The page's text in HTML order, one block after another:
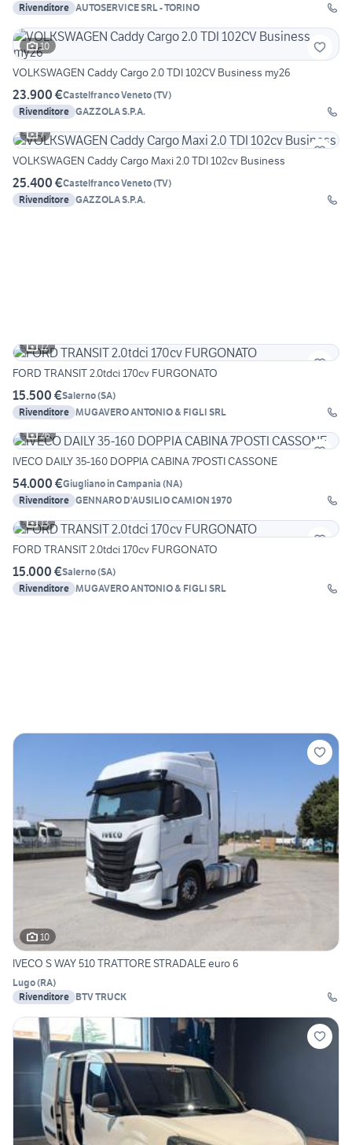
Rivenditore AUTOSERVICE SRL - TORINO
10
VOLKSWAGEN Caddy Cargo 2.0 TDI 102CV Business my26
23.900 €Castelfranco Veneto(TV)
Rivenditore GAZZOLA S.P.A.
7
VOLKSWAGEN Caddy Cargo Maxi 2.0 TDI 102cv Business
25.400 €Castelfranco Veneto(TV)
Rivenditore GAZZOLA S.P.A.
12
FORD TRANSIT 2.0tdci 170cv FURGONATO
15.500 €Salerno(SA)
Rivenditore MUGAVERO ANTONIO & FIGLI SRL
26
IVECO DAILY 35-160 DOPPIA CABINA 7POSTI CASSONE
54.000 €Giugliano in Campania (NA)
Rivenditore GENNARO D'AUSILIO CAMION 1970
13
FORD TRANSIT 2.0tdci 170cv FURGONATO
15.000 €Salerno(SA)
Rivenditore MUGAVERO ANTONIO & FIGLI SRL
10
IVECO S WAY 510 TRATTORE STRADALE euro 6
Lugo(RA)
Rivenditore BTV TRUCK